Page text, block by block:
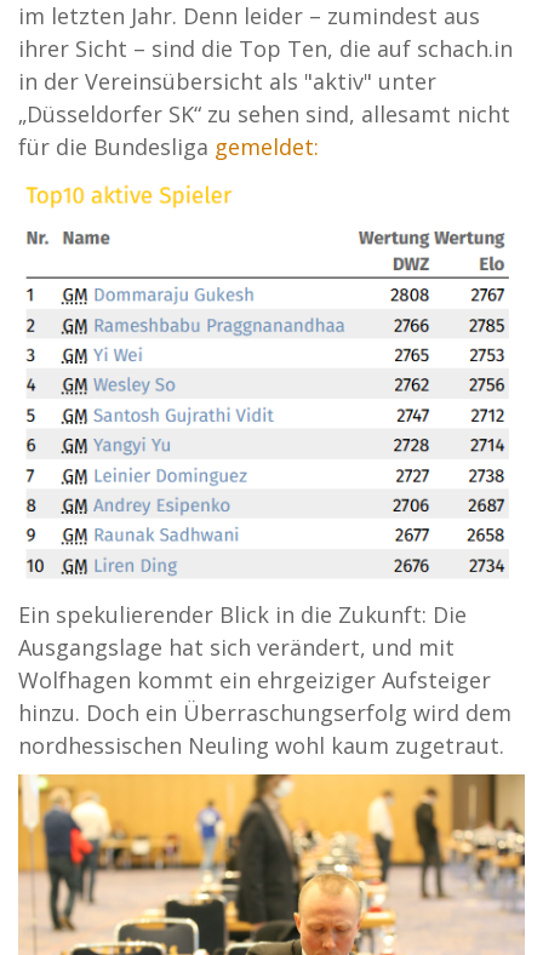
im letzten Jahr. Denn leider – zumindest aus
ihrer Sicht – sind die Top Ten, die auf schach.in
in der Vereinsübersicht als "aktiv" unter
„Düsseldorfer SK“ zu sehen sind, allesamt nicht
für die Bundesliga gemeldet:
Ein spekulierender Blick in die Zukunft: Die
Ausgangslage hat sich verändert, und mit
Wolfhagen kommt ein ehrgeiziger Aufsteiger
hinzu. Doch ein Überraschungserfolg wird dem
nordhessischen Neuling wohl kaum zugetraut.